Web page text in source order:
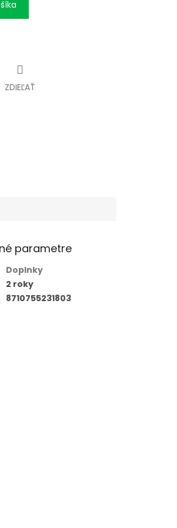
ZDIEĽAŤ
parametre
Doplnky
2 roky
8710755231803